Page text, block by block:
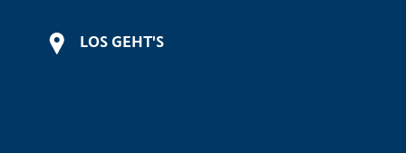
LOS GEHT'S